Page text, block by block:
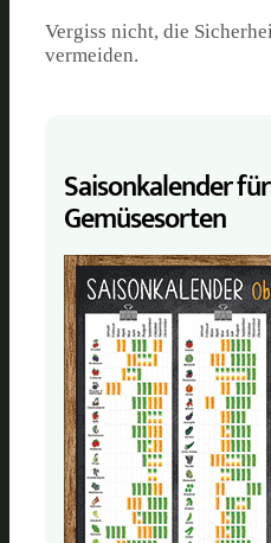
Vergiss nicht, die
vermeiden.
Saisonkalender
Gemüse­sorten